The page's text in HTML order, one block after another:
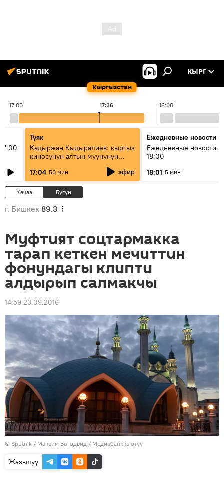
Кыргызстан
КЫРГ
17:00 18:00
17:36
Туяк
Кадыржан Кыдыралиев: кыргыз
киносунун алтын муунунун
17:04 50 мин эфир
Ежедневные новости
Ежедневные новости.
18:00
18:01 5 мин
Кечээ Бүгүн
г. Бишкек 89.3
Муфтият соцтармакка
тарап кеткен мечиттин
фонундагы клипти
алдырып салмакчы
14:59 23.09.2016
© Sputnik / Максим Богодвид / Медиабанкка өтүү
Жазылуу